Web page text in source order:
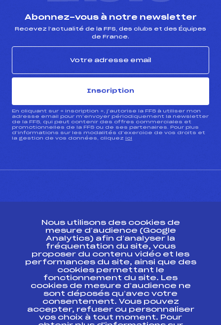
Abonnez-vous à notre newsletter
Recevez l’actualité de la FFS, des clubs et des Équipes
de France.
Inscription
En cliquant sur « inscription », j’autorise la FFS à utiliser mon
adresse email pour m’envoyer périodiquement la newsletter
de la FFS, qui peut contenir des offres commerciales et
promotionnelles de la FFS ou de ses partenaires. Pour plus
d’informations sur les modalités d’exercice de vos droits et
la gestion de vos données, cliquez ici
ESPACE PRESSE
Ressources
Pass’Neige
Projet sportif fédéral
Projet de performance fédéral
Antidopage
Pôle Développement, Formation, Suivi
Scientifique
Nous utilisons des cookies de
mesure d’audience (Google
Analytics) afin d’analyser la
fréquentation du site, vous
proposer du contenu vidéo et les
performances du site, ainsi que des
cookies permettant le
fonctionnement du site. Les
cookies de mesure d’audience ne
sont déposés qu’avec votre
consentement. Vous pouvez
accepter, refuser ou personnaliser
vos choix à tout moment. Pour